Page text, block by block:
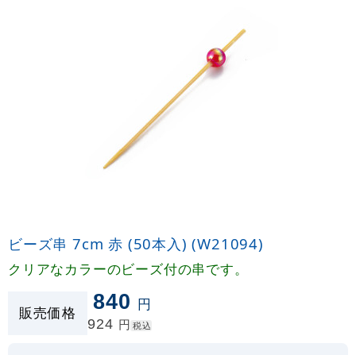
ビーズ串 7cm 赤 (50本入) (W21094)
クリアなカラーのビーズ付の串です。
販売価格 840 円
924 円 税込